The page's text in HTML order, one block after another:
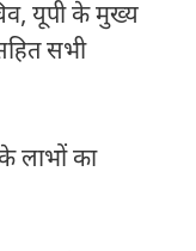
यूपी के मुख्य
सभी
लाभों का